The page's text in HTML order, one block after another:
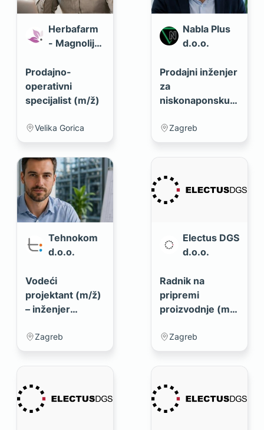
Herbafarm
- Magnolija
Prodajno-
operativni
specijalist (m/ž)
Velika Gorica
Nabla Plus
d.o.o.
Prodajni inženjer
za
niskonaponsku
(m/ž)
Zagreb
Tehnokom
d.o.o.
Vodeći
projektant (m/ž)
– inženjer
(mag.ing.mech.)
Zagreb
Electus DGS
d.o.o.
Radnik na
pripremi
proizvodnje (m/
Zagreb